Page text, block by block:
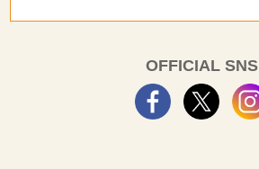
OFFICIAL SNS